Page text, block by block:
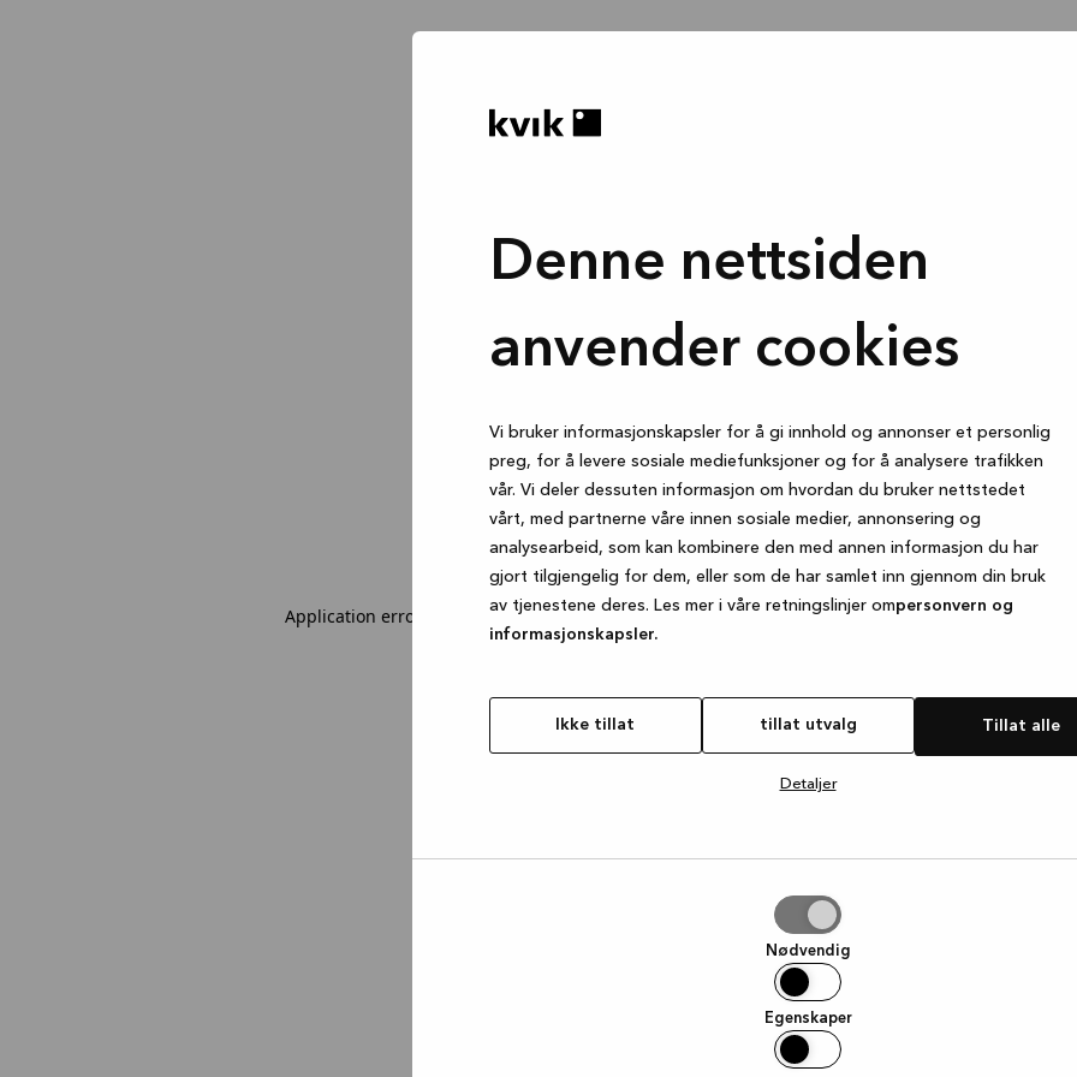
Denne nettsiden
anvender cookies
Vi bruker informasjonskapsler for å gi innhold og annonser et personlig
preg, for å levere sosiale mediefunksjoner og for å analysere trafikken
vår. Vi deler dessuten informasjon om hvordan du bruker nettstedet
vårt, med partnerne våre innen sosiale medier, annonsering og
analysearbeid, som kan kombinere den med annen informasjon du har
gjort tilgjengelig for dem, eller som de har samlet inn gjennom din bruk
av tjenestene deres. Les mer i våre retningslinjer ompersonvern og
informasjonskapsler.
Ikke tillat tillat utvalg Tillat alle
Detaljer
Nødvendig
Egenskaper
Application error: a client-side exception has occurred while loadingwww.kvik.no (see the